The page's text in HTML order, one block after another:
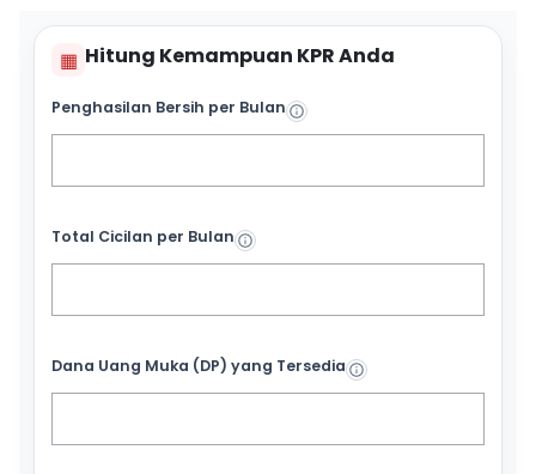
▦ Hitung Kemampuan KPR Anda
Penghasilan Bersih per Bulan
Total Cicilan per Bulan
Dana Uang Muka (DP) yang Tersedia